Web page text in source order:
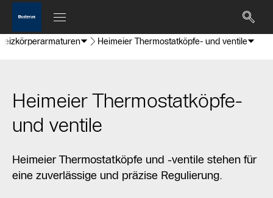
Heimeier Thermostatköpfe- und ventile
Heimeier Thermostatköpfe-
und ventile
Heimeier Thermostatköpfe und -ventile stehen für
eine zuverlässige und präzise Regulierung.